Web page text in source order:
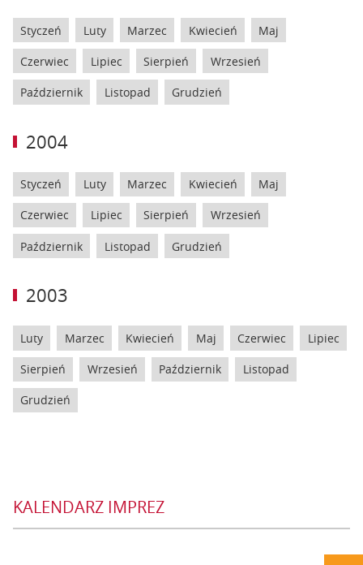
Styczeń Luty Marzec Kwiecień Maj
Czerwiec Lipiec Sierpień Wrzesień
Październik Listopad Grudzień
2004
Styczeń Luty Marzec Kwiecień Maj
Czerwiec Lipiec Sierpień Wrzesień
Październik Listopad Grudzień
2003
Luty Marzec Kwiecień Maj Czerwiec Lipiec
Sierpień Wrzesień Październik Listopad
Grudzień
KALENDARZ IMPREZ